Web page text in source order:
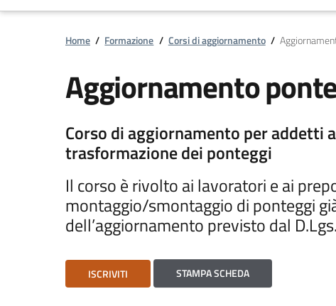
Home / Formazione / Corsi di aggiornamento /
Aggiornamento
Corso di aggiornamento per addetti
trasformazione dei ponteggi
Il corso è rivolto ai lavoratori e ai
montaggio/smontaggio di ponteggi
dell’aggiornamento previsto dal
ISCRIVITI STAMPA SCHEDA